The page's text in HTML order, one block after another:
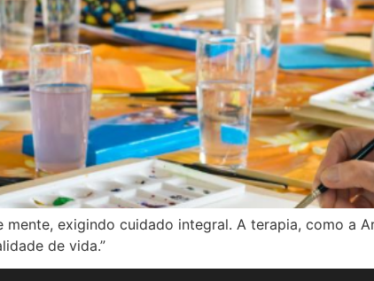
mente, exigindo cuidado integral. A terapia, como a
de vida.”